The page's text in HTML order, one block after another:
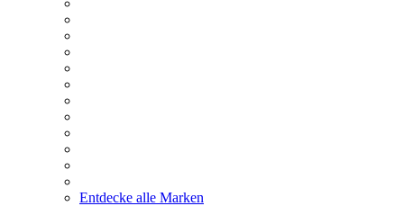
Entdecke alle Marken